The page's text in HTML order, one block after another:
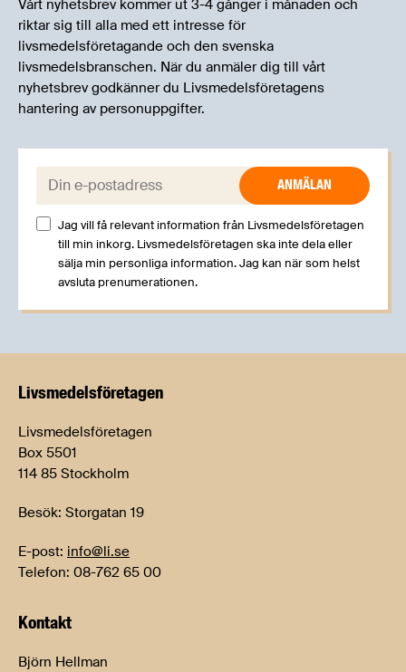
Vårt nyhetsbrev kommer ut 3-4 gånger i månaden och
riktar sig till alla med ett intresse för
livsmedelsföretagande och den svenska
livsmedelsbranschen. När du anmäler dig till vårt
nyhetsbrev godkänner du Livsmedelsföretagens
hantering av personuppgifter.
E-post:
Jag vill få relevant information från Livsmedelsföretagen
till min inkorg. Livsmedelsföretagen ska inte dela eller
sälja min personliga information. Jag kan när som helst
avsluta prenumerationen.
Livsmedels­företagen
Livsmedelsföretagen
Box 5501
114 85 Stockholm
Besök: Storgatan 19
E-post: info@li.se
Telefon: 08-762 65 00
Kontakt
Björn Hellman